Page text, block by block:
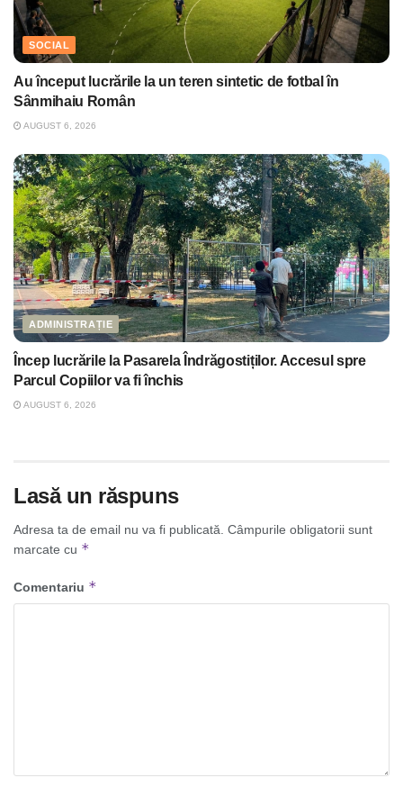
SOCIAL
Au început lucrările la un teren sintetic de fotbal în
Sânmihaiu Român
AUGUST 6, 2026
ADMINISTRAȚIE
Încep lucrările la Pasarela Îndrăgostiților. Accesul spre
Parcul Copiilor va fi închis
AUGUST 6, 2026
Lasă un răspuns
Adresa ta de email nu va fi publicată. Câmpurile obligatorii sunt
marcate cu *
Comentariu *